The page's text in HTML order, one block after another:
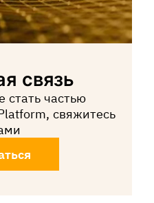
связь
стать частью
свяжитесь